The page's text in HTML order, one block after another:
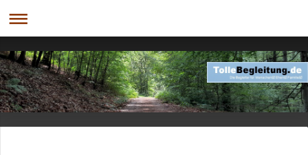
Handle stets so, dass die Anzahl der Wahlmöglichkeiten größer wird.